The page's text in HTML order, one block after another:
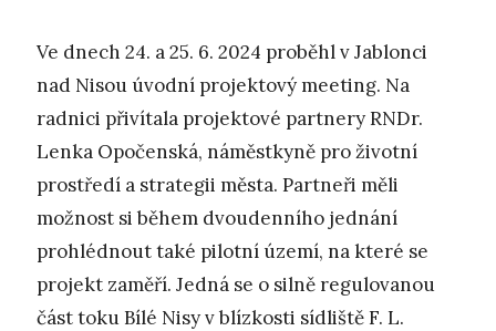
Ve dnech 24. a 25. 6. 2024 proběhl v Jablonci
nad Nisou úvodní projektový meeting. Na
radnici přivítala projektové partnery RNDr.
Lenka Opočenská, náměstkyně pro životní
prostředí a strategii města. Partneři měli
možnost si během dvoudenního jednání
prohlédnout také pilotní území, na které se
projekt zaměří. Jedná se o silně regulovanou
část toku Bílé Nisy v blízkosti sídliště F. L.